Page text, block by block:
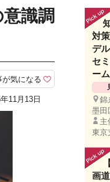
識調
が気になる
11月13日
対
デ
セ
ー
錦
墨田
主
東京
画